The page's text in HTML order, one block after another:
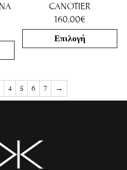
CANOTIER
160.00€
Επιλογή
4 5 6 7 →